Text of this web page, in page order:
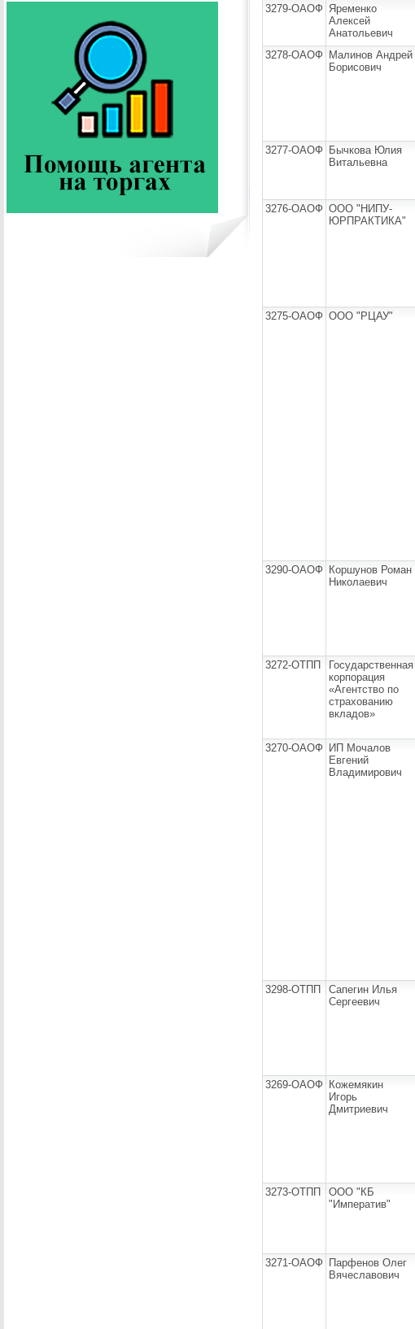
3279-ОАОФ Яременко
Алексей
Анатольевич
3278-ОАОФ
Малинов Андрей
Борисович
3277-ОАОФ
Бычкова Юлия
Витальевна
3276-ОАОФ ООО "НИПУ-
ЮРПРАКТИКА"
3275-ОАОФ ООО "РЦАУ"
3290-ОАОФ
Коршунов Роман
Николаевич
3272-ОТПП
Государственная
корпорация
«Агентство по
страхованию
вкладов»
3270-ОАОФ
ИП Мочалов
Евгений
Владимирович
3298-ОТПП
Сапегин Илья
Сергеевич
3269-ОАОФ
Кожемякин
Игорь
Дмитриевич
3273-ОТПП
ООО "КБ
"Императив"
3271-ОАОФ
Парфенов Олег
Вячеславович